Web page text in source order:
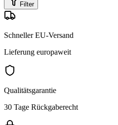
Filter
Schneller EU-Versand
Lieferung europaweit
Qualitätsgarantie
30 Tage Rückgaberecht